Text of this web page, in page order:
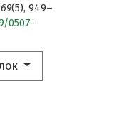
69(5), 949–
0507-